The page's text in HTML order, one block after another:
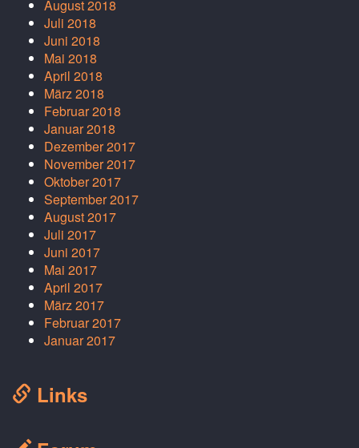
August 2018
Juli 2018
Juni 2018
Mai 2018
April 2018
März 2018
Februar 2018
Januar 2018
Dezember 2017
November 2017
Oktober 2017
September 2017
August 2017
Juli 2017
Juni 2017
Mai 2017
April 2017
März 2017
Februar 2017
Januar 2017
Links